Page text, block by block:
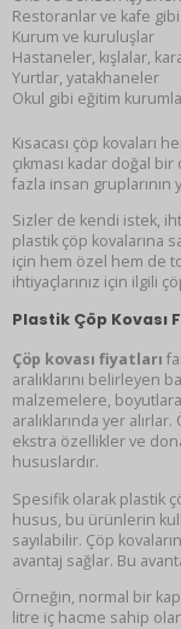
Restoranlar ve kafe
Kurum ve kuruluşlar
Hastaneler, kışlalar,
Yurtlar, yatakhaneler
Okul gibi eğitim
Kısacası çöp kovaları
çıkması kadar doğal
fazla insan gruplarının
Sizler de kendi istek,
plastik çöp kovalarına
için hem özel hem de
ihtiyaçlarınız için ilgili
Plastik Çöp Kovası
Çöp kovası fiyatları
aralıklarını belirleyen
malzemelere,
aralıklarında yer
ekstra özellikler ve
hususlardır.
Spesifik olarak plastik
husus, bu ürünlerin
sayılabilir. Çöp
avantaj sağlar. Bu
Örneğin, normal bir
litre iç hacme sahip